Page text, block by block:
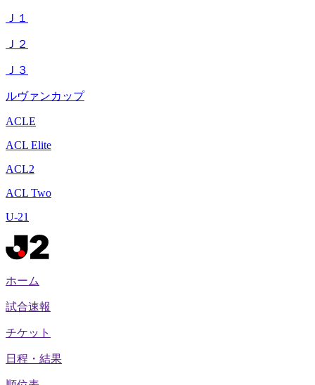
Ｊ１
Ｊ２
Ｊ３
ルヴァンカップ
ACLE
ACL Elite
ACL2
ACL Two
U-21
ホーム
試合速報
チケット
日程・結果